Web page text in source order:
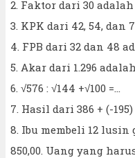
2. Faktor dari 30 adalah ...
3. KPK dari 42, 54, dan
4. FPB dari 32 dan 48
5. Akar dari 1.296 adalah
6. √576 : √144 +√100 =…
7. Hasil dari 386 + (-195)
8. Ibu membeli 12 lusin
850,00. Uang yang